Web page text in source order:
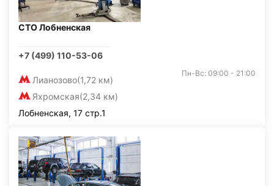
СТО Лобненская
+7 (499) 110-53-06
Лианозово(1,72 км)
Яхромская(2,34 км)
Пн-Вс: 09:00 - 21:00
Лобненская, 17 стр.1